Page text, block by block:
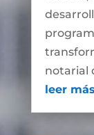
notarial
leer más